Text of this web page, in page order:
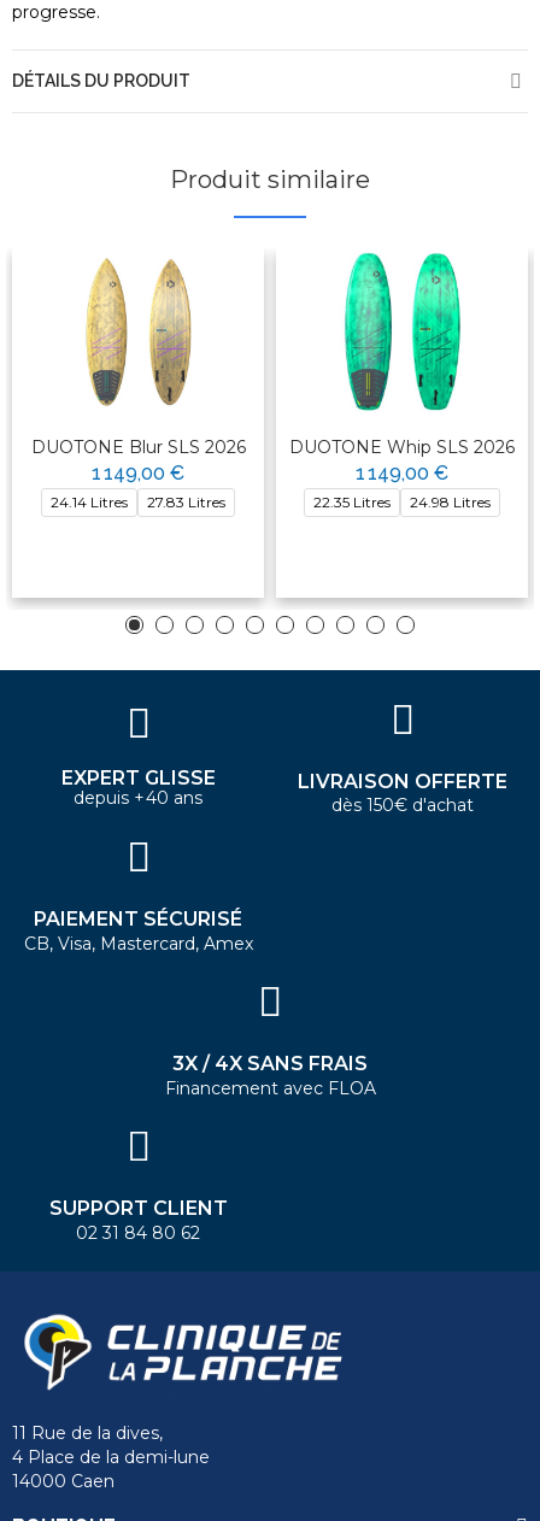
progresse.
DÉTAILS DU PRODUIT
Produit similaire
DUOTONE Blur SLS 2026
1 149,00 €
24.14 Litres 27.83 Litres
DUOTONE Whip SLS 2026
1 149,00 €
22.35 Litres 24.98 Litres
EXPERT GLISSE
depuis +40 ans
LIVRAISON OFFERTE
dès 150€ d'achat
PAIEMENT SÉCURISÉ
CB, Visa, Mastercard, Amex
3X / 4X SANS FRAIS
Financement avec FLOA
SUPPORT CLIENT
02 31 84 80 62
11 Rue de la dives,
4 Place de la demi-lune
14000 Caen